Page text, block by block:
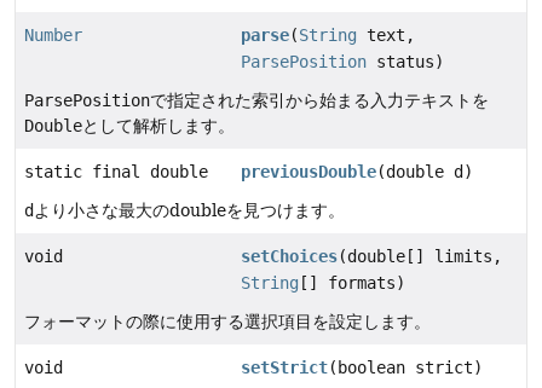
Number parse(String text,
ParsePosition status)
ParsePositionで指定された索引から始まる入力テキストを
Doubleとして解析します。
static final double previousDouble(double d)
d より小さな最大のdoubleを見つけます。
void setChoices(double[] limits,
String [] formats)
フォーマットの際に使用する選択項目を設定します。
void setStrict(boolean strict)